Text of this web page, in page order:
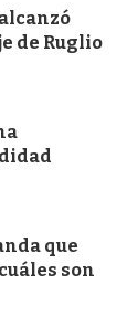
de Ruglio
que
son